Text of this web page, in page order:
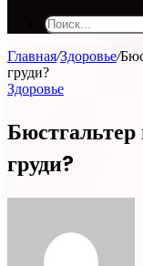
Главная/Здоровье/
груди?
Здоровье
груди?